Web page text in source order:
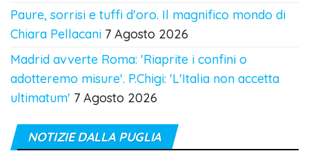
Paure, sorrisi e tuffi d'oro. Il magnifico mondo di
Chiara Pellacani 7 Agosto 2026
Madrid avverte Roma: 'Riaprite i confini o
adotteremo misure'. P.Chigi: 'L'Italia non accetta
ultimatum' 7 Agosto 2026
NOTIZIE DALLA PUGLIA